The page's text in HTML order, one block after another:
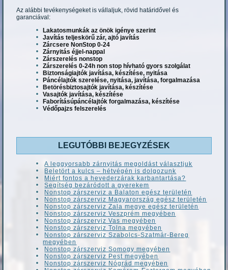
Az alábbi tevékenységeket is vállaljuk, rövid határidővel és
garanciával:
Lakatosmunkák az önök igénye szerint
Javítás teljeskörű zár, ajtó javítás
Zárcsere NonStop 0-24
Zárnyitás éjjel-nappal
Zárszerelés nonstop
Zárszerelés 0-24h non stop hívható gyors szolgálat
Biztonságiajtók javítása, készítése, nyitása
Páncélajtók szerelése, nyitása, javítása, forgalmazása
Betörésbiztosajtók javítása, készítése
Vasajtók javítása, készítése
Faborításúpáncélajtók forgalmazása, készítése
Védőpajzs felszerelés
LEGUTÓBBI BEJEGYZÉSEK
A leggyorsabb zárnyitás megoldást választjuk
Beletört a kulcs – hétvégén is dolgozunk
Miért fontos a hevederzárak karbantartása?
Segítség bezáródott a gyerekem
Nonstop zárszerviz a Balaton egész területén
Nonstop zárszerviz Magyarország egész területén
Nonstop zárszerviz Zala megye egész területén
Nonstop zárszerviz Veszprém megyében
Nonstop zárszerviz Vas megyében
Nonstop zárszerviz Tolna megyében
Nonstop zárszerviz Szabolcs-Szatmár-Bereg
megyében
Nonstop zárszerviz Somogy megyében
Nonstop zárszerviz Pest megyében
Nonstop zárszerviz Nógrád megyében